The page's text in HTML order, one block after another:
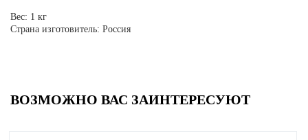
Вес: 1 кг
Страна изготовитель: Россия
ВОЗМОЖНО ВАС ЗАИНТЕРЕСУЮТ